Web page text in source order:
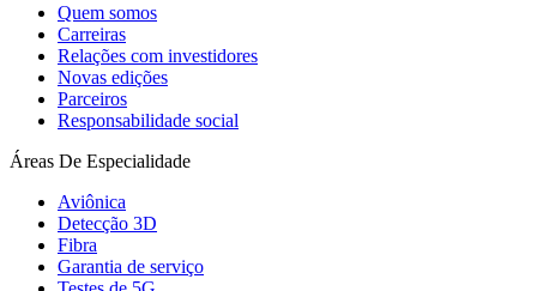
Quem somos
Carreiras
Relações com investidores
Novas edições
Parceiros
Responsabilidade social
Áreas De Especialidade
Aviônica
Detecção 3D
Fibra
Garantia de serviço